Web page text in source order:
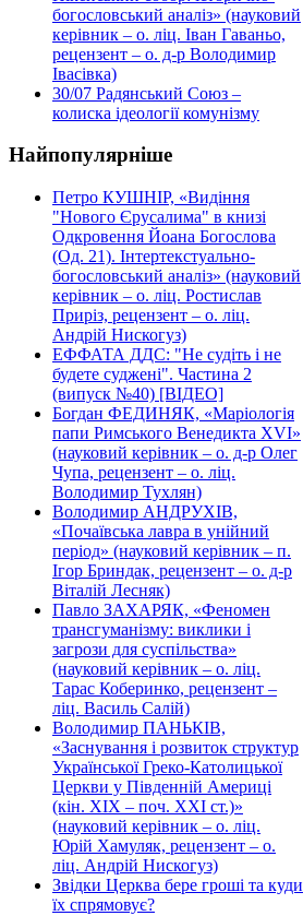
богословський аналіз» (науковий
керівник – о. ліц. Іван Гаваньо,
рецензент – о. д-р Володимир
Івасівка)
30/07 Радянський Союз –
колиска ідеології комунізму
Найпопулярніше
Петро КУШНІР, «Видіння
"Нового Єрусалима" в книзі
Одкровення Йоана Богослова
(Од. 21). Інтертекстуально-
богословський аналіз» (науковий
керівник – о. ліц. Ростислав
Приріз, рецензент – о. ліц.
Андрій Нискогуз)
ЕФФАТА ДДС: "Не судіть і не
будете суджені". Частина 2
(випуск №40) [ВІДЕО]
Богдан ФЕДИНЯК, «Маріологія
папи Римського Венедикта XVI»
(науковий керівник – о. д-р Олег
Чупа, рецензент – о. ліц.
Володимир Тухлян)
Володимир АНДРУХІВ,
«Почаївська лавра в унійний
період» (науковий керівник – п.
Ігор Бриндак, рецензент – о. д-р
Віталій Лесняк)
Павло ЗАХАРЯК, «Феномен
трансгуманізму: виклики і
загрози для суспільства»
(науковий керівник – о. ліц.
Тарас Коберинко, рецензент –
ліц. Василь Салій)
Володимир ПАНЬКІВ,
«Заснування і розвиток структур
Української Греко-Католицької
Церкви у Південній Америці
(кін. ХІХ – поч. ХХІ ст.)»
(науковий керівник – о. ліц.
Юрій Хамуляк, рецензент – о.
ліц. Андрій Нискогуз)
Звідки Церква бере гроші та куди
їх спрямовує?